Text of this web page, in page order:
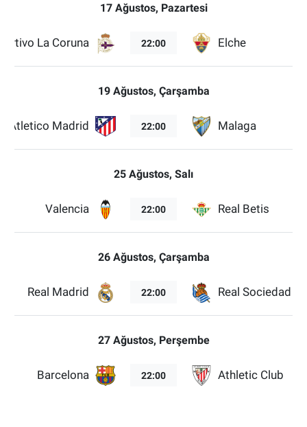
17 Ağustos, Pazartesi
La Coruna 22:00 Elche
19 Ağustos, Çarşamba
Atletico Madrid 22:00 Malaga
25 Ağustos, Salı
Valencia 22:00 Real Betis
26 Ağustos, Çarşamba
Real Madrid 22:00 Real Sociedad
27 Ağustos, Perşembe
Barcelona 22:00 Athletic Club